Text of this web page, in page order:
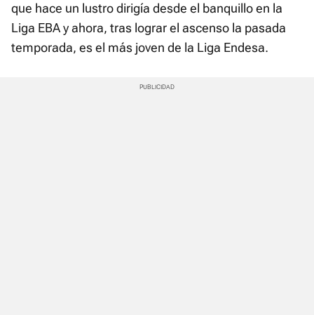
que hace un lustro dirigía desde el banquillo en la
Liga EBA y ahora, tras lograr el ascenso la pasada
temporada, es el más joven de la Liga Endesa.